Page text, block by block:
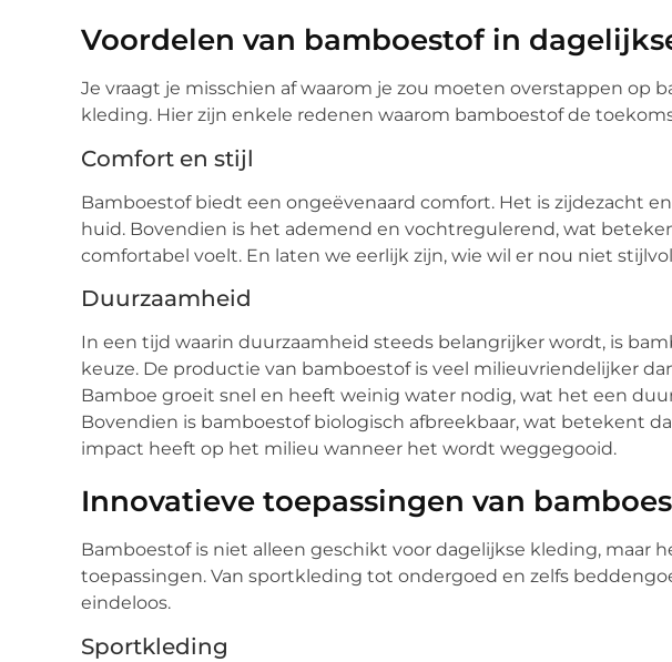
Voordelen van bamboestof in
Je vraagt je misschien af waarom je zou moeten overstappen op
kleding. Hier zijn enkele redenen waarom bamboestof de
Comfort en stijl
Bamboestof biedt een ongeëvenaard comfort. Het is zijdezacht
huid. Bovendien is het ademend en vochtregulerend, wat
comfortabel voelt. En laten we eerlijk zijn, wie wil er nou niet
Duurzaamheid
In een tijd waarin duurzaamheid steeds belangrijker wordt, is
keuze. De productie van bamboestof is veel milieuvriendelijker
Bamboe groeit snel en heeft weinig water nodig, wat het een
Bovendien is bamboestof biologisch afbreekbaar, wat betekent
impact heeft op het milieu wanneer het wordt weggegooid.
Innovatieve toepassingen van
Bamboestof is niet alleen geschikt voor dagelijkse kleding, maar
toepassingen. Van sportkleding tot ondergoed en zelfs
eindeloos.
Sportkleding